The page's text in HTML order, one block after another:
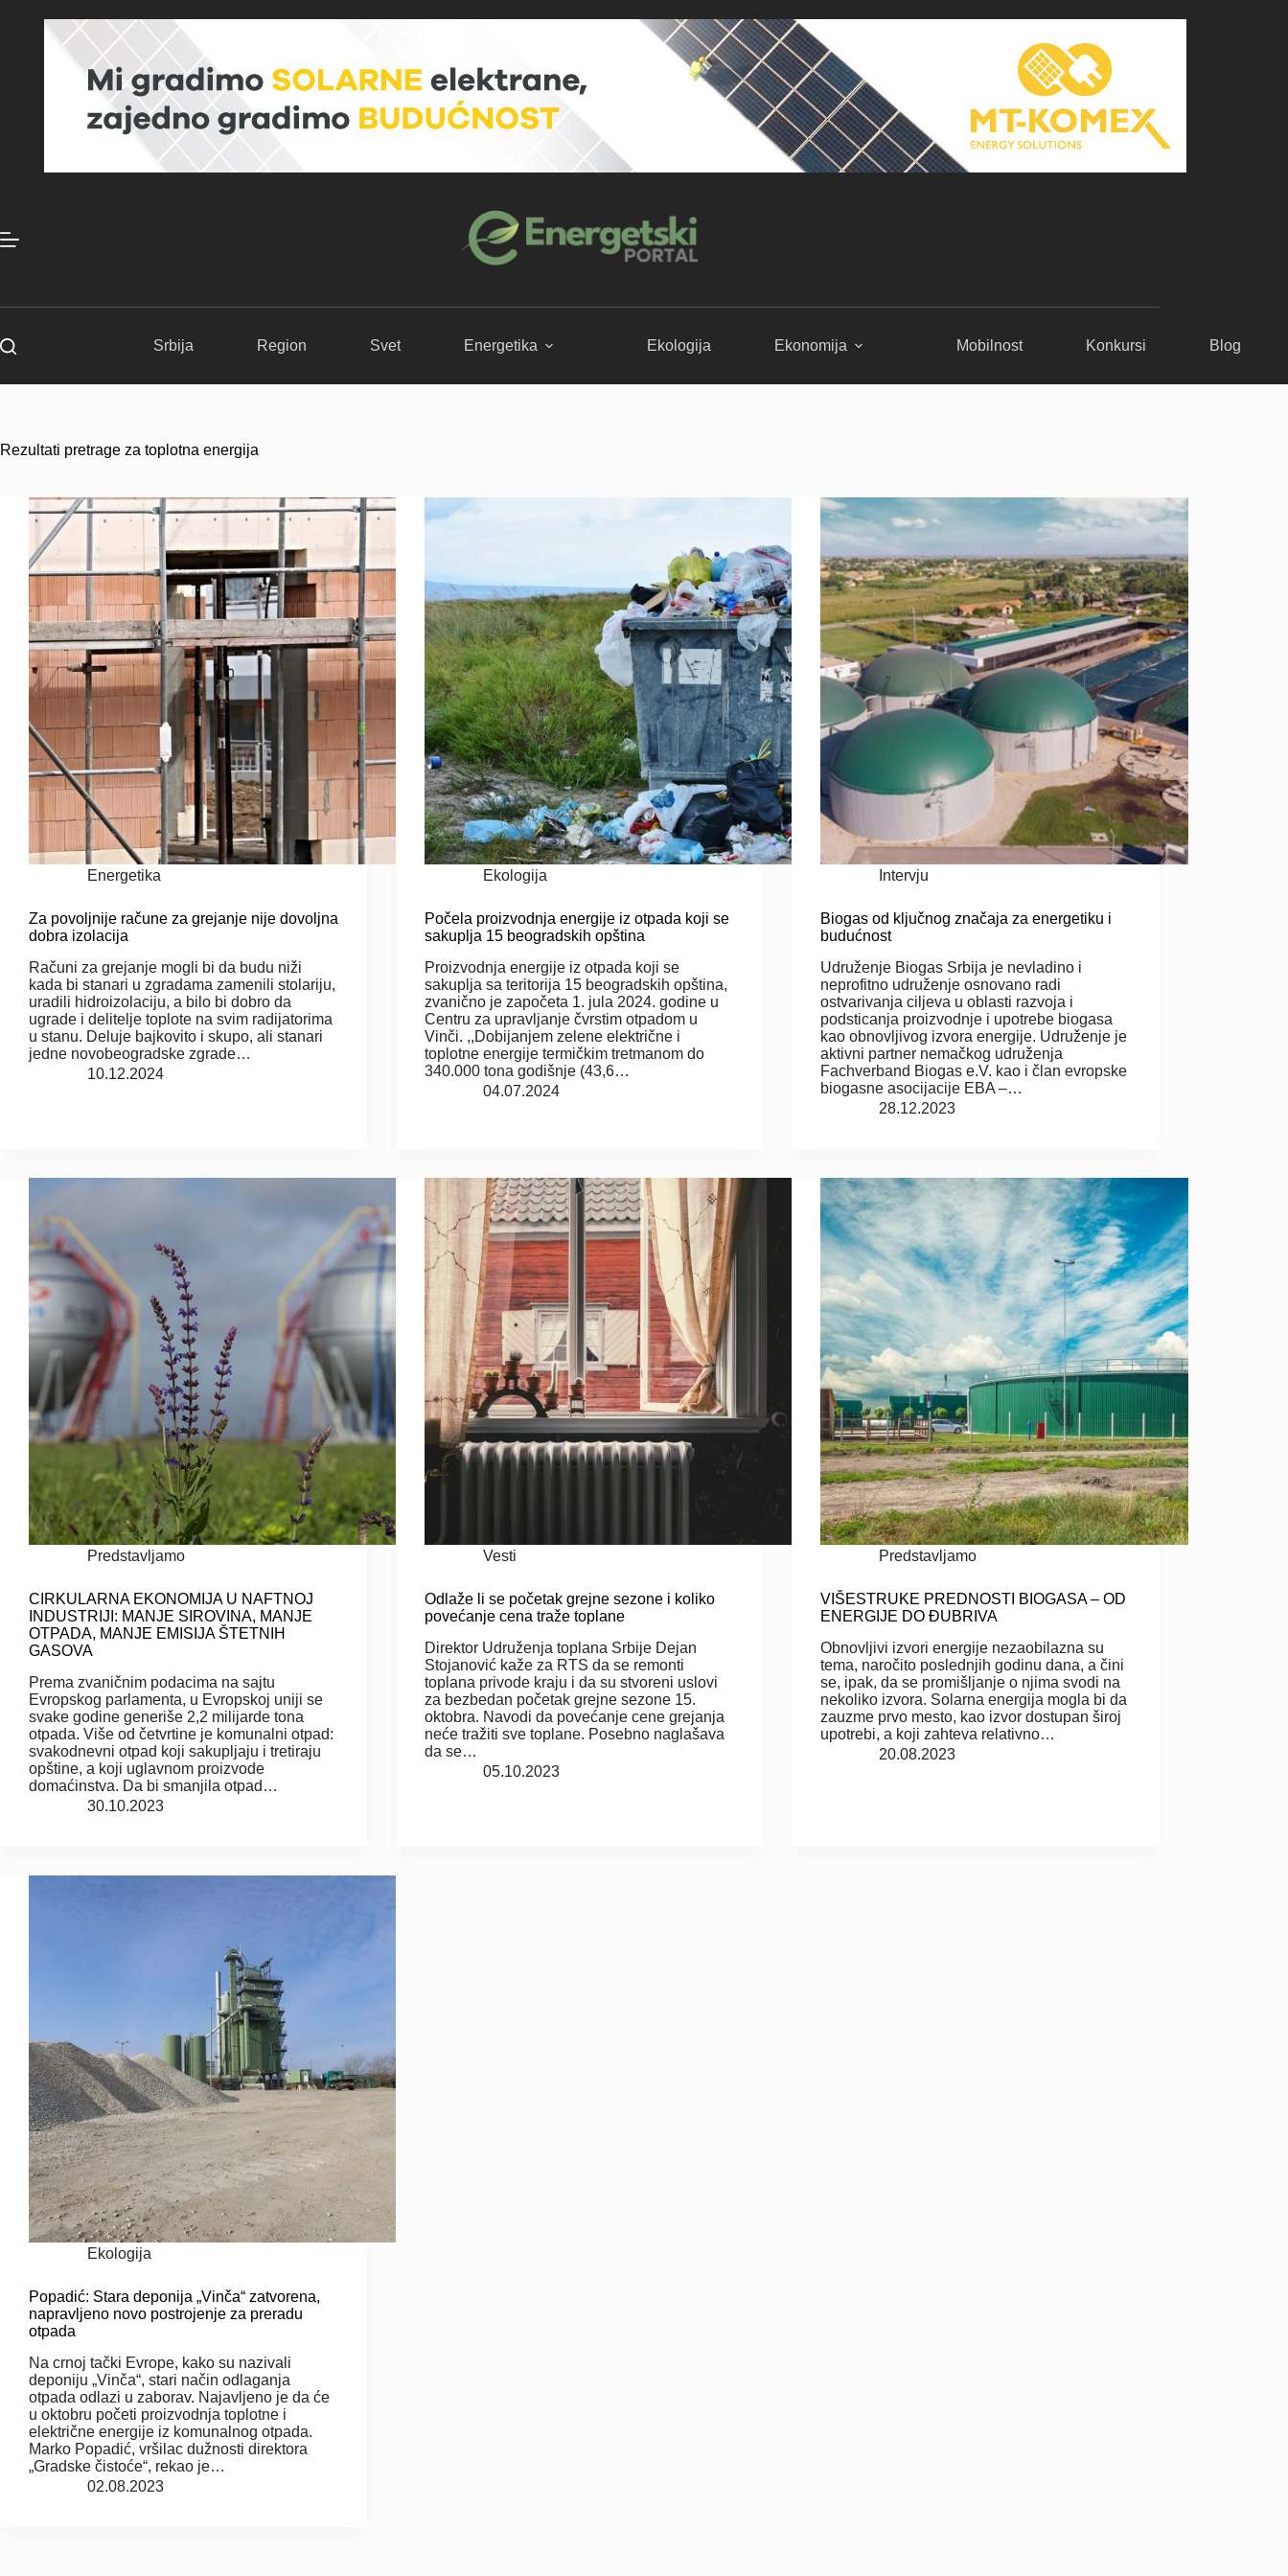
Srbija Region Svet Energetika Ekologija Ekonomija Mobilnost Konkursi Blog
Rezultati pretrage za toplotna energija
Energetika
Za povoljnije račune za grejanje nije dovoljna
dobra izolacija
Računi za grejanje mogli bi da budu niži
kada bi stanari u zgradama zamenili stolariju,
uradili hidroizolaciju, a bilo bi dobro da
ugrade i delitelje toplote na svim radijatorima
u stanu. Deluje bajkovito i skupo, ali stanari
jedne novobeogradske zgrade…
10.12.2024
Ekologija
Počela proizvodnja energije iz otpada koji se
sakuplja 15 beogradskih opština
Proizvodnja energije iz otpada koji se
sakuplja sa teritorija 15 beogradskih opština,
zvanično je započeta 1. jula 2024. godine u
Centru za upravljanje čvrstim otpadom u
Vinči. ,,Dobijanjem zelene električne i
toplotne energije termičkim tretmanom do
340.000 tona godišnje (43,6…
04.07.2024
Intervju
Biogas od ključnog značaja za energetiku i
budućnost
Udruženje Biogas Srbija je nevladino i
neprofitno udruženje osnovano radi
ostvarivanja ciljeva u oblasti razvoja i
podsticanja proizvodnje i upotrebe biogasa
kao obnovljivog izvora energije. Udruženje je
aktivni partner nemačkog udruženja
Fachverband Biogas e.V. kao i član evropske
biogasne asocijacije EBA –…
28.12.2023
Predstavljamo
CIRKULARNA EKONOMIJA U NAFTNOJ
INDUSTRIJI: MANJE SIROVINA, MANJE
OTPADA, MANJE EMISIJA ŠTETNIH
GASOVA
Prema zvaničnim podacima na sajtu
Evropskog parlamenta, u Evropskoj uniji se
svake godine generiše 2,2 milijarde tona
otpada. Više od četvrtine je komunalni otpad:
svakodnevni otpad koji sakupljaju i tretiraju
opštine, a koji uglavnom proizvode
domaćinstva. Da bi smanjila otpad…
30.10.2023
Vesti
Odlaže li se početak grejne sezone i koliko
povećanje cena traže toplane
Direktor Udruženja toplana Srbije Dejan
Stojanović kaže za RTS da se remonti
toplana privode kraju i da su stvoreni uslovi
za bezbedan početak grejne sezone 15.
oktobra. Navodi da povećanje cene grejanja
neće tražiti sve toplane. Posebno naglašava
da se…
05.10.2023
Predstavljamo
VIŠESTRUKE PREDNOSTI BIOGASA – OD
ENERGIJE DO ĐUBRIVA
Obnovljivi izvori energije nezaobilazna su
tema, naročito poslednjih godinu dana, a čini
se, ipak, da se promišljanje o njima svodi na
nekoliko izvora. Solarna energija mogla bi da
zauzme prvo mesto, kao izvor dostupan široj
upotrebi, a koji zahteva relativno…
20.08.2023
Ekologija
Popadić: Stara deponija „Vinča“ zatvorena,
napravljeno novo postrojenje za preradu
otpada
Na crnoj tački Evrope, kako su nazivali
deponiju „Vinča“, stari način odlaganja
otpada odlazi u zaborav. Najavljeno je da će
u oktobru početi proizvodnja toplotne i
električne energije iz komunalnog otpada.
Marko Popadić, vršilac dužnosti direktora
„Gradske čistoće“, rekao je…
02.08.2023